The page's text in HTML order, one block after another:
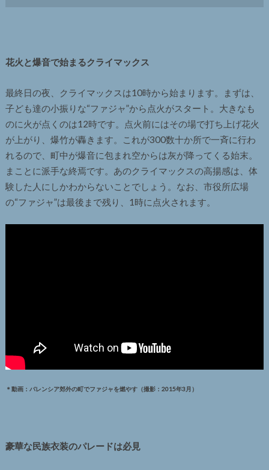
花火と爆音で始まるクライマックス
最終日の夜、クライマックスは10時から始まります。まずは、
子ども達の小振りな“ファジャ”から点火がスタート。大きなも
のに火が点くのは12時です。点火前にはその場で打ち上げ花火
が上がり、爆竹が轟きます。これが300数十か所で一斉に行わ
れるので、町中が爆音に包まれ空からは灰が降ってくる始末。
まことに派手な終焉です。あのクライマックスの高揚感は、体
験した人にしかわからないことでしょう。なお、市役所広場
の“ファジャ”は最後まで残り、1時に点火されます。
＊動画：バレンシア郊外の町でファジャを燃やす（撮影：2015年3月）
豪華な民族衣装のパレードは必見